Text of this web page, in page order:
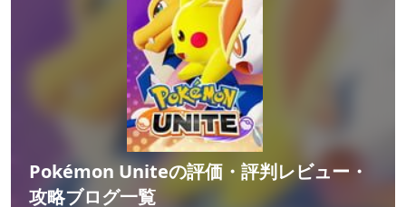
Pokémon Uniteの評価・評判レビュー・
攻略ブログ一覧